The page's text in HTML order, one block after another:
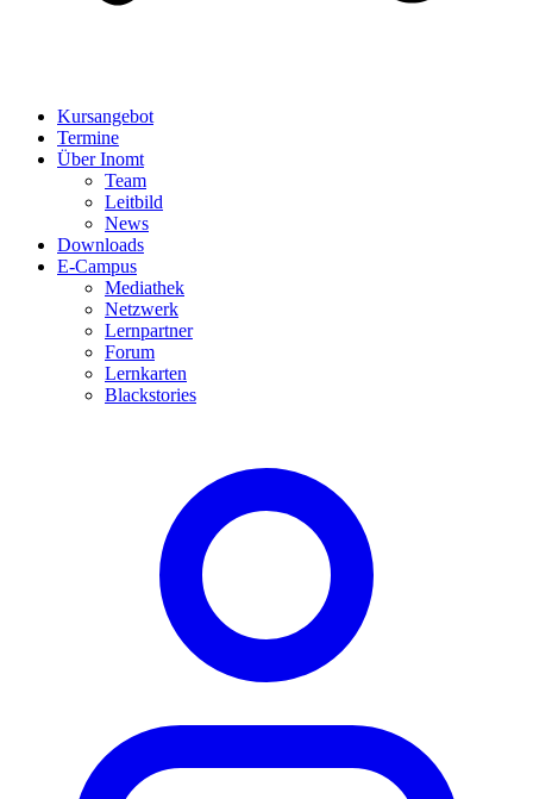
Kursangebot
Termine
Über Inomt
Team
Leitbild
News
Downloads
E-Campus
Mediathek
Netzwerk
Lernpartner
Forum
Lernkarten
Blackstories